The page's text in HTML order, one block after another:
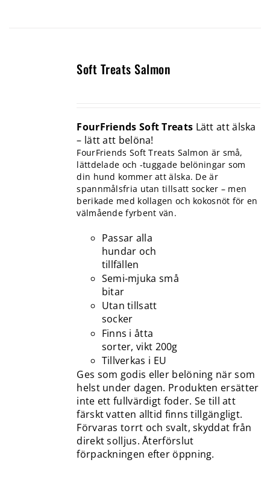
Soft Treats Salmon
FourFriends Soft Treats Lätt att älska
– lätt att belöna!
FourFriends Soft Treats Salmon är små,
lättdelade och -tuggade belöningar som
din hund kommer att älska. De är
spannmålsfria utan tillsatt socker – men
berikade med kollagen och kokosnöt för en
välmående fyrbent vän.
Passar alla
hundar och
tillfällen
Semi-mjuka små
bitar
Utan tillsatt
socker
Finns i åtta
sorter, vikt 200g
Tillverkas i EU
Ges som godis eller belöning när som
helst under dagen. Produkten ersätter
inte ett fullvärdigt foder. Se till att
färskt vatten alltid finns tillgängligt.
Förvaras torrt och svalt, skyddat från
direkt solljus. Återförslut
förpackningen efter öppning.